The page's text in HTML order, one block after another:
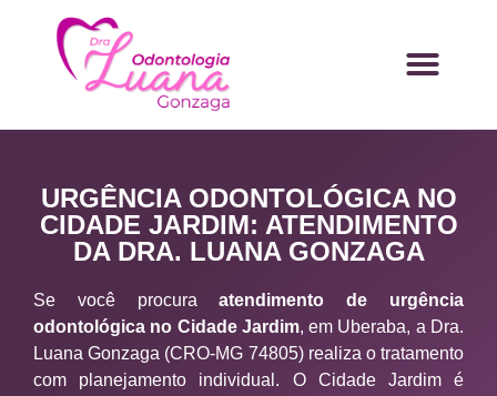
URGÊNCIA ODONTOLÓGICA NO
CIDADE JARDIM: ATENDIMENTO
DA DRA. LUANA GONZAGA
Se você procuraatendimento de urgência
odontológica no Cidade Jardim, em Uberaba, a Dra.
Luana Gonzaga (CRO-MG 74805) realiza o tratamento
com planejamento individual. O Cidade Jardim é